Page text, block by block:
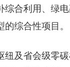
合利用、绿
综合性项目。
及省会级零